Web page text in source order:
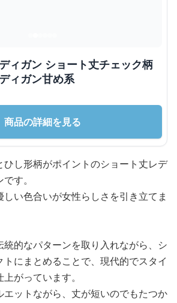
ィガン ショート丈チェック柄
ィガン甘め系
商品の詳細を見る
ひし形柄がポイントのショート丈レデ
す。
い色合いが女性らしさを引き立てま
統的なパターンを取り入れながら、シ
トにまとめることで、現代的でスタイ
がっています。
エットながら、丈が短いのでもたつか